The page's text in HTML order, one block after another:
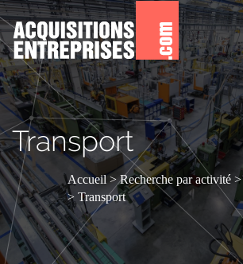
Transport
Accueil Recherche par activité
Transport